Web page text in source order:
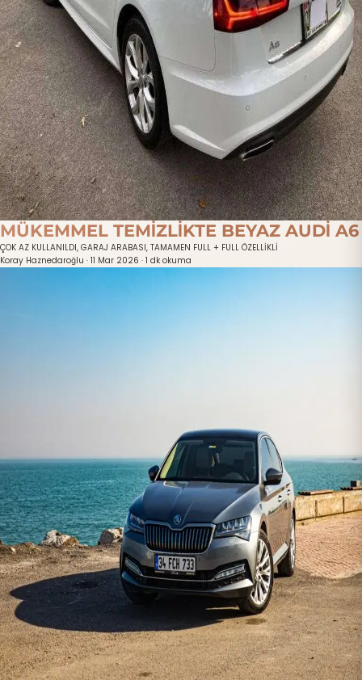
MÜKEMMEL TEMİZLİKTE BEYAZ AUDİ A6
ÇOK AZ KULLANILDI, GARAJ ARABASI, TAMAMEN FULL + FULL ÖZELLİKLİ
Koray Haznedaroğlu · 11 Mar 2026 · 1 dk okuma